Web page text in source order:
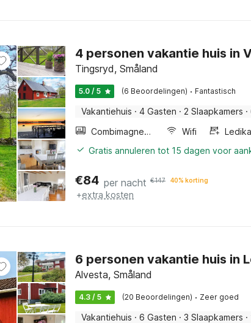
4 personen vakantie huis in
Tingsryd, Småland
5.0 / 5 (6 Beoordelingen) · Fantastisch
Vakantiehuis · 4 Gasten · 2 Slaapkamers ·
Combimagnetron
Wifi
Gratis annuleren tot 15 dagen voor
€84 per nacht €147 40% korting
+extra kosten
6 personen vakantie huis in
Alvesta, Småland
4.3 / 5 (20 Beoordelingen) · Zeer goed
Vakantiehuis · 6 Gasten · 3 Slaapkamers ·